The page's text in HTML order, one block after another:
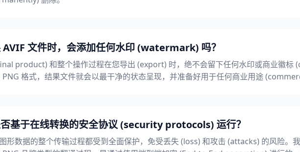
AVIF 文件时，会添加任何水印 (watermark) 吗？
product) 和整个操作过程在您导出 (export) 时，绝不会留下任何水印或商业徽标
格式，结果文件就会以最干净的状态呈现，并准备好用于任何商业用途
基于在线转换的安全协议 (security protocols) 运行？
形数据的整个传输过程都受到全面保护，免受丢失 (loss) 和攻击 (attacks) 的风险。